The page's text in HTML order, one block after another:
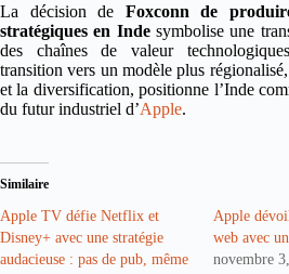
La décision de Foxconn de
stratégiques en Indesymbolise une
des chaînes de valeur
transition vers un modèle plus
et la diversification, positionne l’Inde
du futur industriel d’Apple.
Similaire
Apple TV défie Netflix et
Disney+ avec une stratégie
audacieuse : pas de pub, même
Apple
web avec
novembre